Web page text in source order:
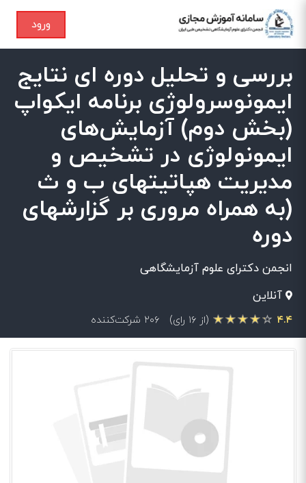
ورود
بررسی و تحلیل دوره ای نتایج
ایمونوسرولوژی برنامه ایکواپ
(بخش دوم) آزمایش‌های
ایمونولوژی در تشخیص و
مدیریت هپاتیتهای ب و ث
(به همراه مروری بر گزارشهای
دوره
انجمن دکترای علوم آزمایشگاهی
آنلاین
۴.۴ (از ۱۶ رای) ۲۰۶ شرکت‌کننده